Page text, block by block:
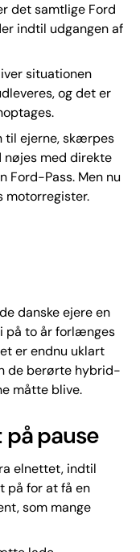
det samtlige Ford
indtil udgangen af
situationen
og det er
til ejerne, skærpes
med direkte
Ford-Pass. Men nu
motorregister.
danske ejere en
på to år forlænges
er endnu uklart
de berørte hybrid-
måtte blive.
pause
elnettet, indtil
på for at få en
som mange